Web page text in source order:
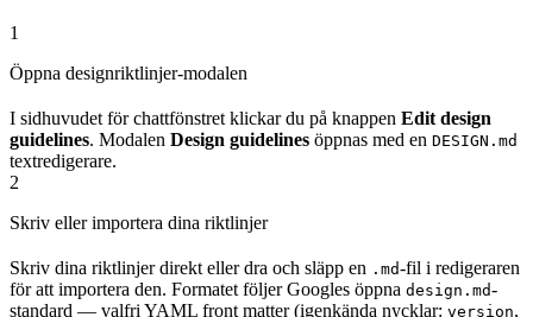
1
Öppna designriktlinjer-modalen
I sidhuvudet för chattfönstret klickar du på knappen Edit design
guidelines. Modalen Design guidelines öppnas med en DESIGN.md
textredigerare.
2
Skriv eller importera dina riktlinjer
Skriv dina riktlinjer direkt eller dra och släpp en .md-fil i redigeraren
för att importera den. Formatet följer Googles öppna design.md-
standard — valfri YAML front matter (igenkända nycklar: version,